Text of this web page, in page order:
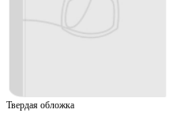
Твердая обложка